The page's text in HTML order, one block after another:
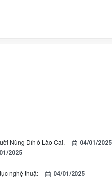
Nùng Dín ở Lào Cai. 04/01/2025
2025
nghệ thuật 04/01/2025